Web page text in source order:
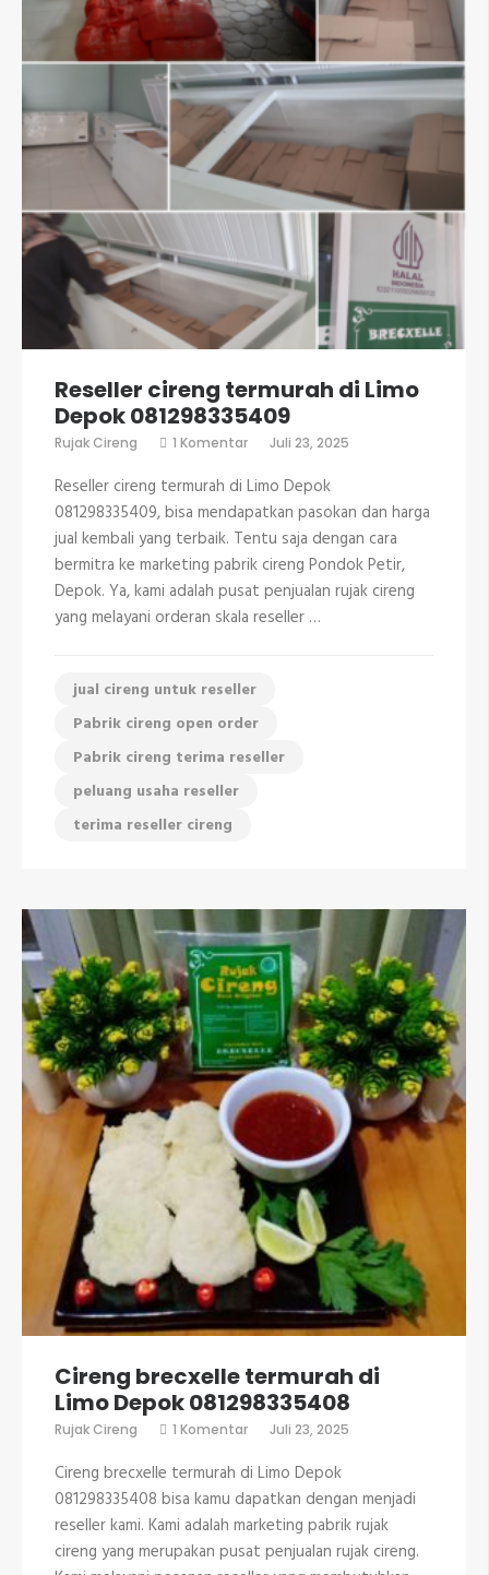
Reseller cireng termurah di Limo
Depok 081298335409
Rujak Cireng 1 Komentarpada
termurah
di
Limo
Depok
081298335409
Juli 23, 2025
Reseller cireng termurah di Limo Depok
081298335409, bisa mendapatkan pasokan dan harga
jual kembali yang terbaik. Tentu saja dengan cara
bermitra ke marketing pabrik cireng Pondok Petir,
Depok. Ya, kami adalah pusat penjualan rujak cireng
yang melayani orderan skala reseller …
jual cireng untuk reseller
Pabrik cireng open order
Pabrik cireng terima reseller
peluang usaha reseller
terima reseller cireng
Cireng brecxelle termurah di
Limo Depok 081298335408
Rujak Cireng 1 Komentarpada
termurah
di
Limo
Depok
081298335408
Juli 23, 2025
Cireng brecxelle termurah di Limo Depok
081298335408 bisa kamu dapatkan dengan menjadi
reseller kami. Kami adalah marketing pabrik rujak
cireng yang merupakan pusat penjualan rujak cireng.